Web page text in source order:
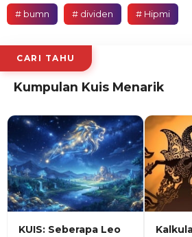
# bumn # dividen # Hipmi
CARI TAHU
Kumpulan Kuis Menarik
KUIS: Seberapa Leo